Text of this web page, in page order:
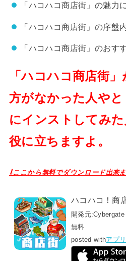
「ハコハコ商店街」の魅力
「ハコハコ商店街」の序盤
「ハコハコ商店街」のおす
「ハコハコ商店街
方がなかった人や
にインストしてみ
役に立ちますよ。
⇩ここから無料でダウンロード出来
ハコハコ！商
開発元:
無料
posted withアプ